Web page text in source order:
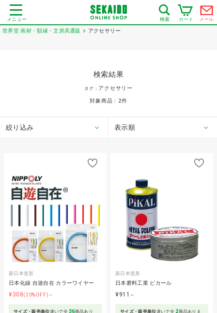
メニュー 検索 カート メール
世界堂 画材・額縁・文房具通販 アクセサリー
検索結果
タグ： アクセサリー
対象商品： 2件
絞り込み 表示順
新日本造形
日本化線 自遊自在 カラーワイヤー
¥308(20%OFF)～
サイズ・販売単位違いで全36商品あり
新日本造形
日本磨料工業 ピカール
¥911 ～
サイズ・販売単位違いで全 2商品ありま